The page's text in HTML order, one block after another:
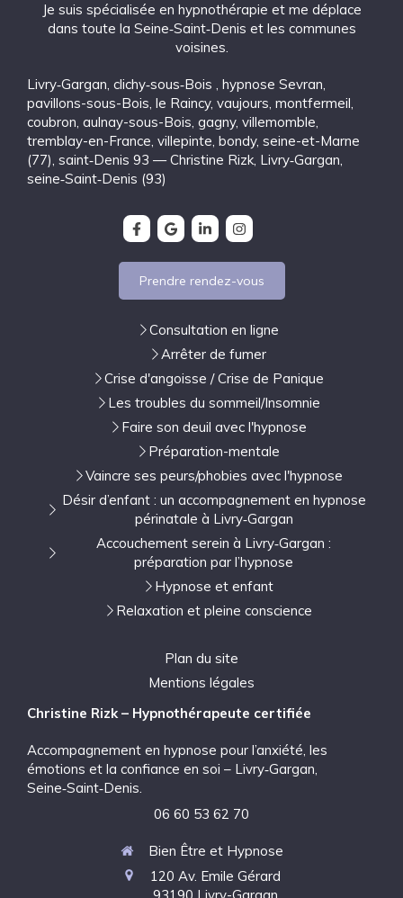
Je suis spécialisée en hypnothérapie et me déplace
dans toute la Seine‑Saint‑Denis et les communes
voisines.
Livry‑Gargan, clichy‑sous‑Bois , hypnose Sevran,
pavillons-sous-Bois, le Raincy, vaujours, montfermeil,
coubron, aulnay-sous-Bois, gagny, villemomble,
tremblay-en-France, villepinte, bondy, seine-et-Marne
(77), saint‑Denis 93 — Christine Rizk, Livry‑Gargan,
seine‑Saint‑Denis (93)
Prendre rendez-vous
Consultation en ligne
Arrêter de fumer
Crise d'angoisse / Crise de Panique
Les troubles du sommeil/Insomnie
Faire son deuil avec l'hypnose
Préparation-mentale
Vaincre ses peurs/phobies avec l'hypnose
Désir d’enfant : un accompagnement en hypnose
périnatale à Livry‑Gargan
Accouchement serein à Livry‑Gargan :
préparation par l’hypnose
Hypnose et enfant
Relaxation et pleine conscience
Plan du site
Mentions légales
Christine Rizk – Hypnothérapeute certifiée
Accompagnement en hypnose pour l’anxiété, les
émotions et la confiance en soi – Livry‑Gargan,
Seine‑Saint‑Denis.
06 60 53 62 70
Bien Être et Hypnose
120 Av. Emile Gérard
93190 Livry-Gargan